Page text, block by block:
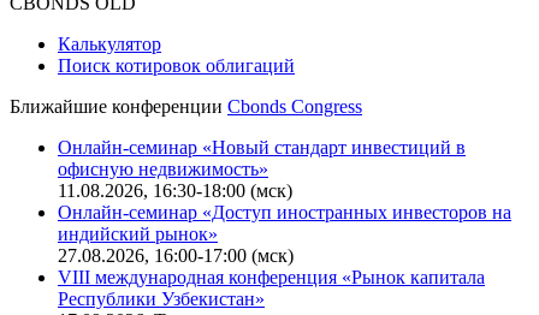
Калькулятор
Поиск котировок облигаций
Ближайшие конференции Cbonds Congress
Онлайн-семинар «Новый стандарт инвестиций в
офисную недвижимость»
11.08.2026, 16:30-18:00 (мск)
Онлайн-семинар «Доступ иностранных инвесторов на
индийский рынок»
27.08.2026, 16:00-17:00 (мск)
VIII международная конференция «Рынок капитала
Республики Узбекистан»